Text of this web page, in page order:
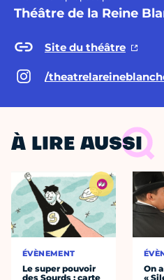
Théâtre de la Reine
Site du théâtre
/
À LIRE AUSSI
ÉVÈNEMENT
Le super pouvoir
des Sourds : carte
On
«